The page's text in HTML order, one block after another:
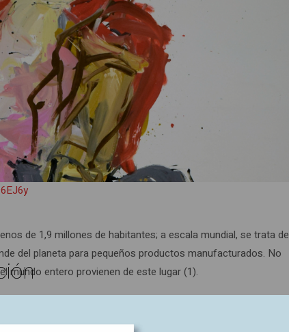
de 1,9 millones de habitantes; a escala mundial, se trata de
del planeta para pequeños productos manufacturados. No
mundo entero provienen de este lugar (1).
en una serie de cifras: 6,4 millones de metros
por día, y más de 75.000 vendedores o entidades